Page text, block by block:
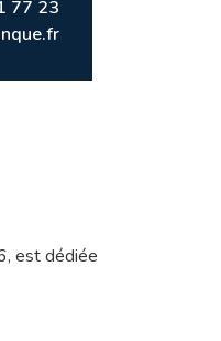
77 23
est dédiée